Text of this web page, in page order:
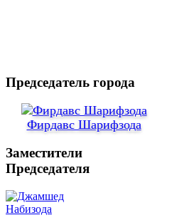
Председатель города
Фирдавс Шарифзода
Заместители
Председателя